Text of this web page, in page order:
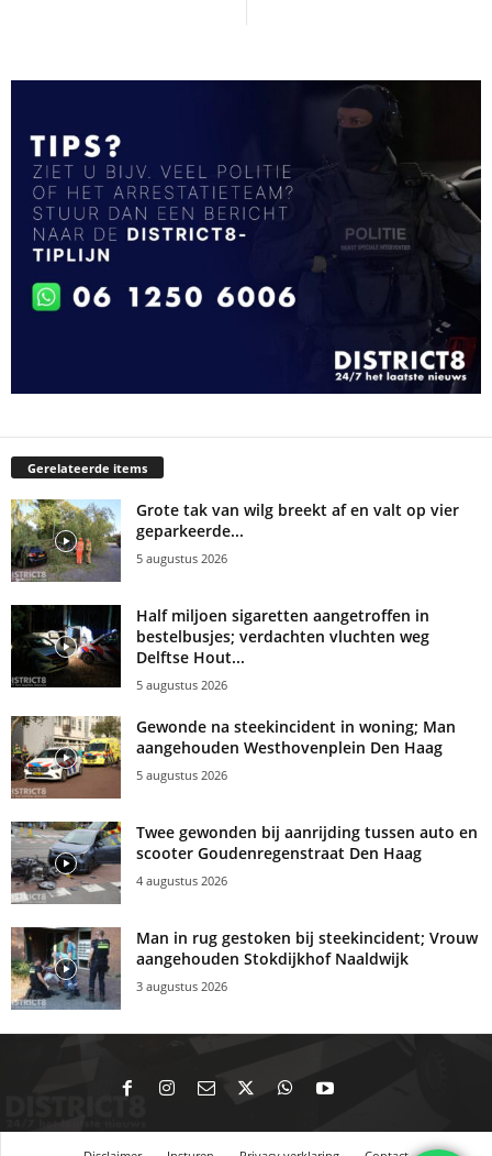
Gerelateerde items
Grote tak van wilg breekt af en valt op vier
geparkeerde...
5 augustus 2026
Half miljoen sigaretten aangetroffen in
bestelbusjes; verdachten vluchten weg
Delftse Hout...
5 augustus 2026
Gewonde na steekincident in woning; Man
aangehouden Westhovenplein Den Haag
5 augustus 2026
Twee gewonden bij aanrijding tussen auto en
scooter Goudenregenstraat Den Haag
4 augustus 2026
Man in rug gestoken bij steekincident; Vrouw
aangehouden Stokdijkhof Naaldwijk
3 augustus 2026